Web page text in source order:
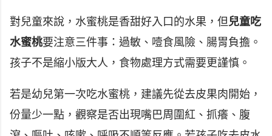
對兒童來說，水蜜桃是香甜好入口的水果，但兒童吃
水蜜桃要注意三件事：過敏、噎食風險、腸胃負擔。
孩子不是縮小版大人，食物處理方式需要更謹慎。
若是幼兒第一次吃水蜜桃，建議先從去皮果肉開始，
份量少一點，觀察是否出現嘴巴周圍紅、抓癢、腹